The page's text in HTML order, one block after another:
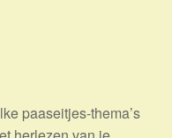
paaseitjes-thema’s